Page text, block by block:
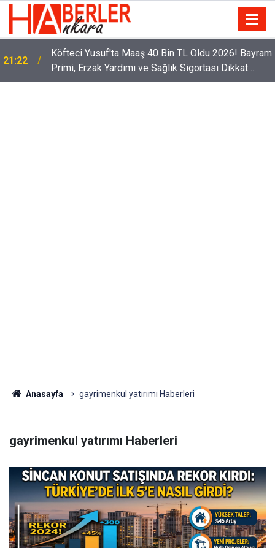
21:22
Köfteci Yusuf'ta Maaş 40 Bin TL Oldu 2026! Bayram
Primi, Erzak Yardımı ve Sağlık Sigortası Dikkat
Çekti
Anasayfa gayrimenkul yatırımı Haberleri
gayrimenkul yatırımı Haberleri